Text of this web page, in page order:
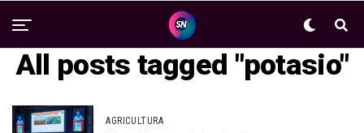
All posts tagged "potasio"
AGRICULTURA